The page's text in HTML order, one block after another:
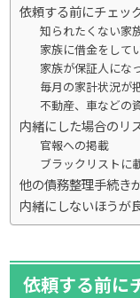
依頼する前にチェッ
知られたくない家
家族に借金をして
家族が保証人にな
毎月の家計状況が
不動産、車などの
内緒にした場合のリ
官報への掲載
ブラックリストに
他の債務整理手続き
内緒にしないほうが
依頼する前に